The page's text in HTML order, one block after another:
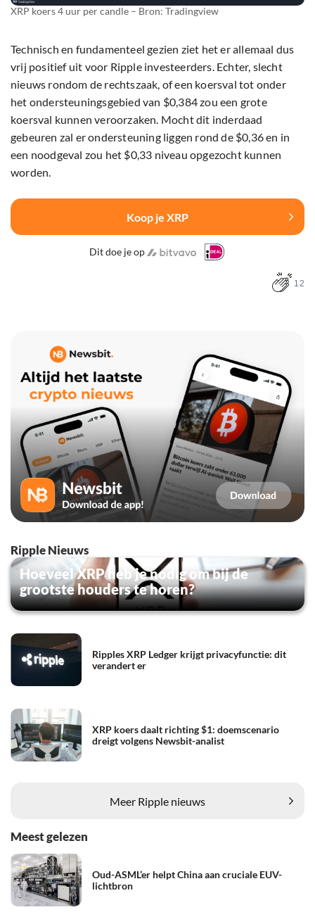
XRP koers 4 uur per candle – Bron: Tradingview
Technisch en fundamenteel gezien ziet het er allemaal dus
vrij positief uit voor Ripple investeerders. Echter, slecht
nieuws rondom de rechtszaak, of een koersval tot onder
het ondersteuningsgebied van $0,384 zou een grote
koersval kunnen veroorzaken. Mocht dit inderdaad
gebeuren zal er ondersteuning liggen rond de $0,36 en in
een noodgeval zou het $0,33 niveau opgezocht kunnen
worden.
Koop je XRP
Dit doe je op
12
Ripple Nieuws
Hoeveel XRP heb je nodig om bij de
grootste houders te horen?
Ripples XRP Ledger krijgt privacyfunctie: dit
verandert er
XRP koers daalt richting $1: doemscenario
dreigt volgens Newsbit-analist
Meer Ripple nieuws
Meest gelezen
Oud-ASML’er helpt China aan cruciale EUV-
lichtbron